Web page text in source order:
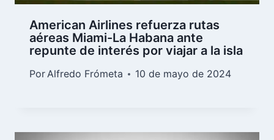
American Airlines refuerza rutas
aéreas Miami-La Habana ante
repunte de interés por viajar a la isla
PorAlfredo Frómeta 10 de mayo de 2024